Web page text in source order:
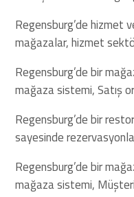
Regensburg’de hizmet
mağazalar, hizmet
Regensburg’de bir
mağaza sistemi, Satış
Regensburg’de bir
sayesinde
Regensburg’de bir
mağaza sistemi, Müşteri